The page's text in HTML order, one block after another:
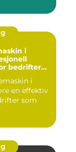
i
bedrifter
i
en effektiv
som